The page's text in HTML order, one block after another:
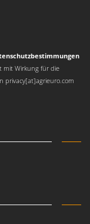
mit Wirkung für die
privacy[at]agrieuro.com